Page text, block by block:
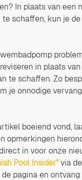
In plaats van een
te schaffen, kun je
in plaats
te schaffen. Zo
je onnodige
boeiend vond,
opmerkingen
in voor onze
Pool Insider" via
de pagina en